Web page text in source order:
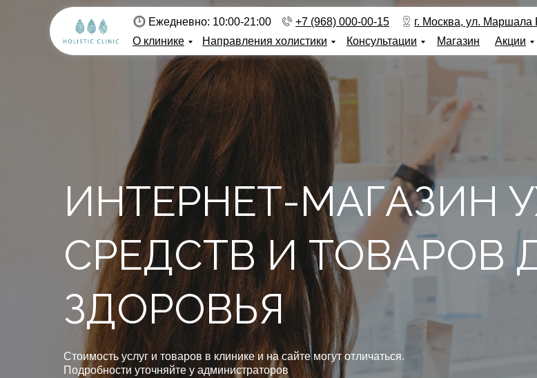
Направления холистики
О клинике Магазин Акции
Консультации
Ежедневно: 10:00-21:00 г. Москва, ул. Маршала
+7 (968) 000-00-15
ИНТЕРНЕТ-МАГАЗИН
СРЕДСТВ И ТОВАРОВ
ЗДОРОВЬЯ
Стоимость услуг и товаров в клинике и на сайте могут отличаться.
Подробности уточняйте у администраторов